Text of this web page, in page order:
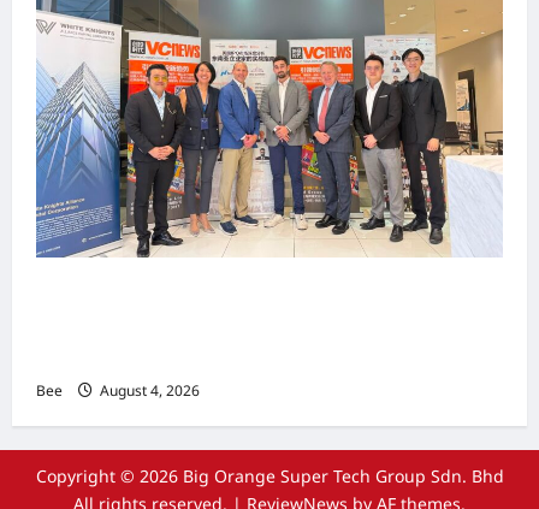
Bee August 4, 2026
Copyright © 2026 Big Orange Super Tech Group Sdn. Bhd
All rights reserved. | ReviewNews by AF themes.